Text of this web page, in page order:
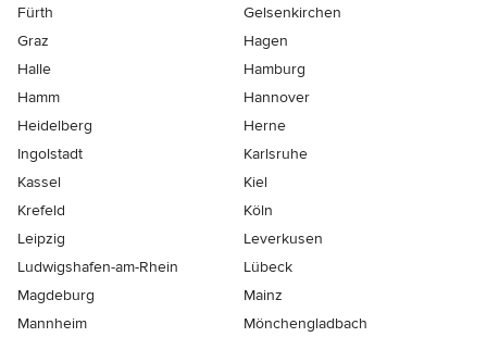
Fürth
Gelsenkirchen
Graz
Hagen
Halle
Hamburg
Hamm
Hannover
Heidelberg
Herne
Ingolstadt
Karlsruhe
Kassel
Kiel
Krefeld
Köln
Leipzig
Leverkusen
Ludwigshafen-am-Rhein
Lübeck
Magdeburg
Mainz
Mannheim
Mönchen­gladbach